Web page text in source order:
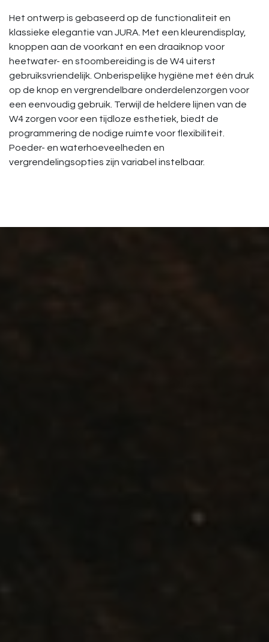
Het ontwerp is gebaseerd op de functionaliteit en
klassieke elegantie van JURA. Met een kleurendisplay,
knoppen aan de voorkant en een draaiknop voor
heetwater- en stoombereiding is de W4 uiterst
gebruiksvriendelijk. Onberispelijke hygiëne met één druk
op de knop en vergrendelbare onderdelenzorgen voor
een eenvoudig gebruik. Terwijl de heldere lijnen van de
W4 zorgen voor een tijdloze esthetiek, biedt de
programmering de nodige ruimte voor flexibiliteit.
Poeder- en waterhoeveelheden en
vergrendelingsopties zijn variabel instelbaar.